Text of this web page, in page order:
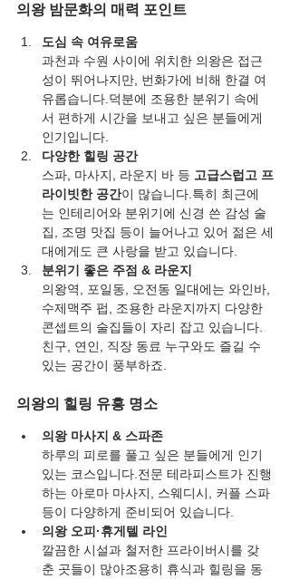
의왕 밤문화의 매력 포인트
도심 속 여유로움
과천과 수원 사이에 위치한 의왕은 접근
성이 뛰어나지만, 번화가에 비해 한결 여
유롭습니다.덕분에 조용한 분위기 속에
서 편하게 시간을 보내고 싶은 분들에게
인기입니다.
다양한 힐링 공간
스파, 마사지, 라운지 바 등 고급스럽고 프
라이빗한 공간이 많습니다.특히 최근에
는 인테리어와 분위기에 신경 쓴 감성 술
집, 조명 맛집 등이 늘어나고 있어 젊은 세
대에게도 큰 사랑을 받고 있습니다.
분위기 좋은 주점 & 라운지
의왕역, 포일동, 오전동 일대에는 와인바,
수제맥주 펍, 조용한 라운지까지 다양한
콘셉트의 술집들이 자리 잡고 있습니다.
친구, 연인, 직장 동료 누구와도 즐길 수
있는 공간이 풍부하죠.
의왕의 힐링 유흥 명소
의왕 마사지 & 스파존
하루의 피로를 풀고 싶은 분들에게 인기
있는 코스입니다.전문 테라피스트가 진행
하는 아로마 마사지, 스웨디시, 커플 스파
등이 다양하게 준비되어 있습니다.
의왕 오피·휴게텔 라인
깔끔한 시설과 철저한 프라이버시를 갖
춘 곳들이 많아조용히 휴식과 힐링을 동